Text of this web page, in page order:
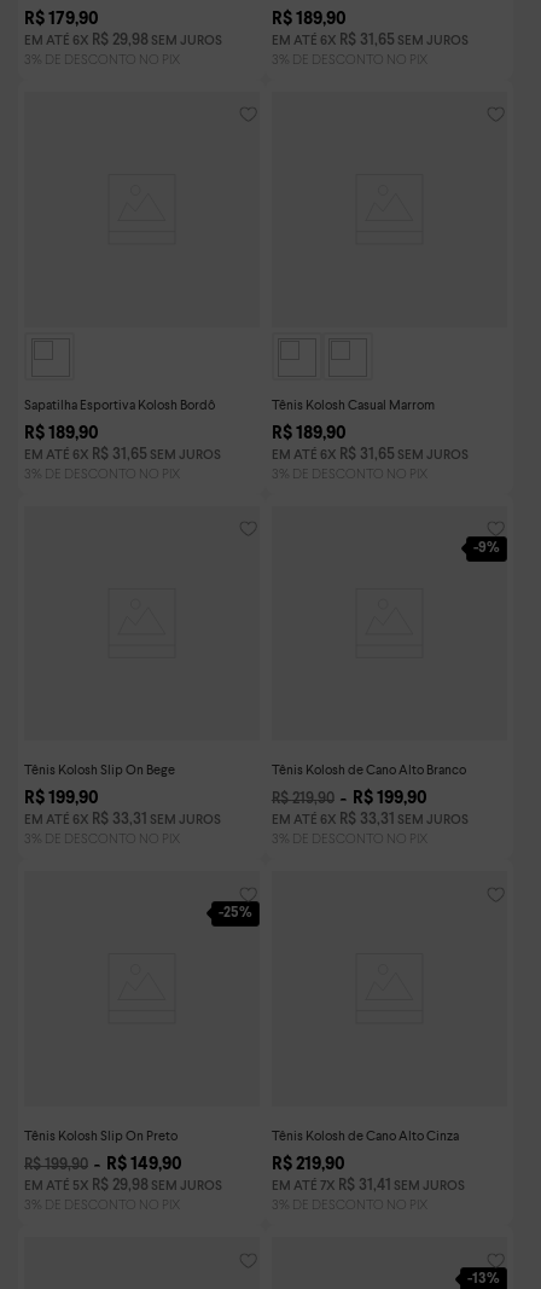
R$ 179,90
EM ATÉ 6X R$ 29,98 SEM JUROS
R$ 189,90
EM ATÉ 6X R$ 31 ,65 SEM JUROS
Sapatilha Esportiva Kolosh Bordô
R$ 189,90
EM ATÉ 6X R$ 31 ,65 SEM JUROS
Tênis Kolosh Casual Marrom
R$ 189,90
EM ATÉ 6X R$ 31 ,65 SEM JUROS
Tênis Kolosh Slip On Bege
R$ 199,90
EM ATÉ 6X R$ 33,31 SEM JUROS
-9%
Tênis Kolosh de Cano Alto Branco
R$ 219,90 R$ 199,90
EM ATÉ 6X R$ 33,31 SEM JUROS
-25%
Tênis Kolosh Slip On Preto
R$ 199,90 R$ 149,90
EM ATÉ 5 X R$ 29,98 SEM JUROS
Tênis Kolosh de Cano Alto Cinza
R$ 219,90
EM ATÉ 7X R$ 31 ,41 SEM JUROS
-13%